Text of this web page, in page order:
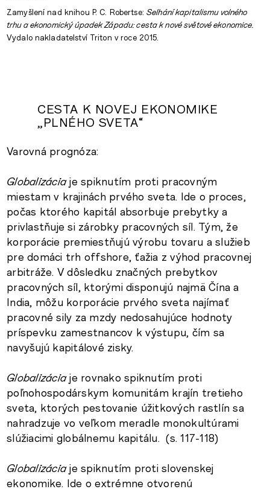
Zamyšlení nad knihou P. C. Robertse: Selhání kapitalismu volného
trhu a ekonomický úpadek Západu: cesta k nové světové ekonomice.
Vydalo nakladatelství Triton v roce 2015.
CESTA K NOVEJ EKONOMIKE
„PLNÉHO SVETA“
Varovná prognóza:
Globalizáciaje spiknutím proti pracovným
miestam v krajinách prvého sveta. Ide o proces,
počas ktorého kapitál absorbuje prebytky a
privlastňuje si zárobky pracovných síl. Tým, že
korporácie premiestňujú výrobu tovaru a služieb
pre domáci trh offshore, ťažia z výhod pracovnej
arbitráže. V dôsledku značných prebytkov
pracovných síl, ktorými disponujú najmä Čína a
India, môžu korporácie prvého sveta najímať
pracovné sily za mzdy nedosahujúce hodnoty
príspevku zamestnancov k výstupu, čím sa
navyšujú kapitálové zisky.
Globalizáciaje rovnako spiknutím proti
poľnohospodárskym komunitám krajín tretieho
sveta, ktorých pestovanie úžitkových rastlín sa
nahradzuje vo veľkom meradle monokultúrami
slúžiacimi globálnemu kapitálu. (s. 117-118)
Globalizáciaje spiknutím proti slovenskej
ekonomike. Ide o extrémne otvorenú